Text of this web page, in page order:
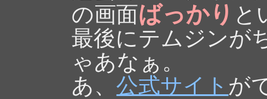
の画面ばっかり と
最後にテムジンが
ゃあなぁ。
あ、公式サイト が